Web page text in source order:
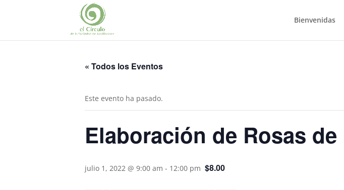
Bienvenidas
« Todos los Eventos
Este evento ha pasado.
Elaboración de Rosas
julio 1, 2022 @ 9:00 am - 12:00 pm $8.00